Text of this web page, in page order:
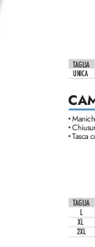
•
•
• Tasca
TAGLIA
UNICA
TAGLIA
L
XL
2XL